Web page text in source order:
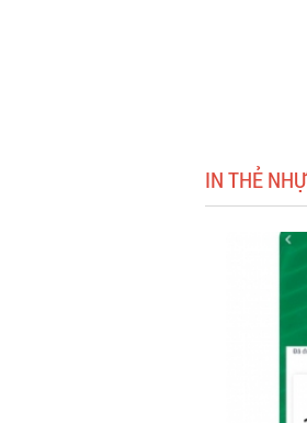
IN THẺ